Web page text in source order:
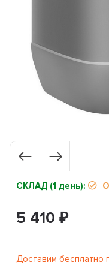
СКЛАД (1 день):
5 410₽
Доставим бесплатно